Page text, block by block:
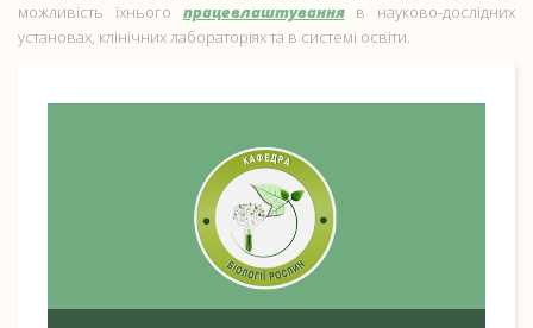
можливість їхнього працевлаштуванняв науково-дослідних
установах, клінічних лабораторіях та в системі освіти.